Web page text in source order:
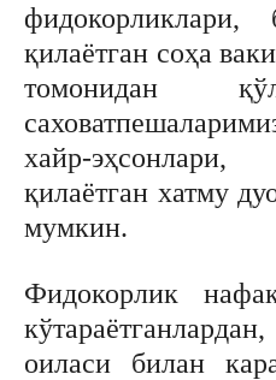
қилаётган соҳа
томонидан
хайр-эҳсонлари,
қилаётган хатму
мумкин.
Фидокорлик
оиласи билан